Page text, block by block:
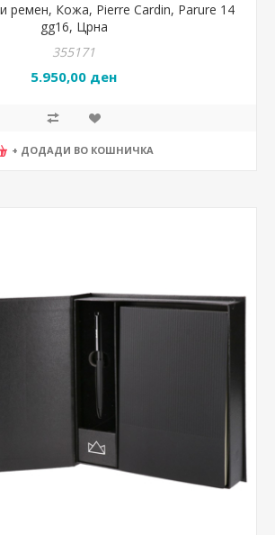
ремен, Кожа, Pierre Cardin, Parure 14
gg16, Црна
355171
5.950,00 ден
+ ДОДАДИ ВО КОШНИЧКА